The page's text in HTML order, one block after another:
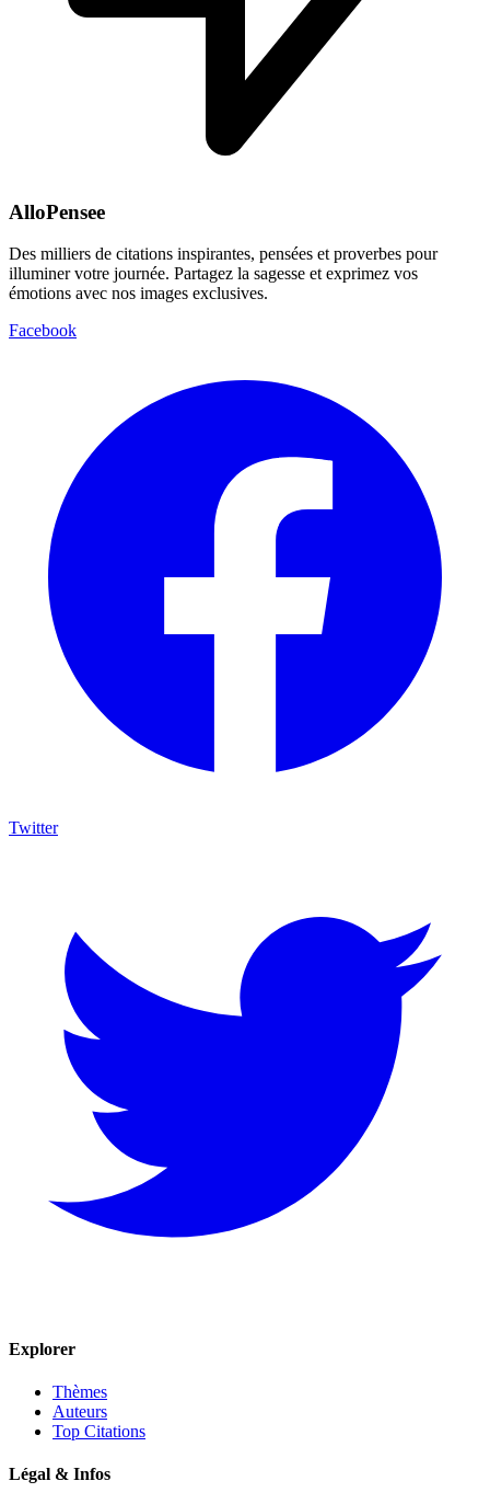
AlloPensee
Des milliers de citations inspirantes, pensées et proverbes pour
illuminer votre journée. Partagez la sagesse et exprimez vos
émotions avec nos images exclusives.
Facebook
Twitter
Explorer
Thèmes
Auteurs
Top Citations
Légal & Infos